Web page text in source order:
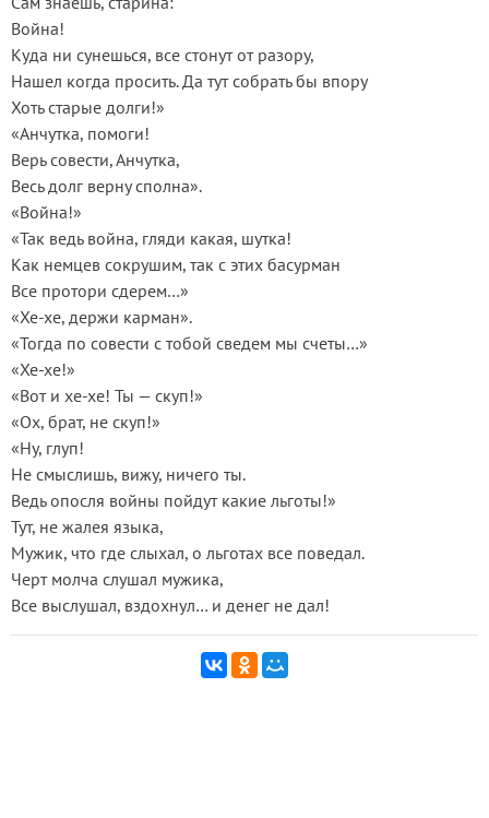
Война!
Куда ни сунешься, все стонут от разору,
Нашел когда просить. Да тут собрать бы впору
Хоть старые долги!»
«Анчутка, помоги!
Верь совести, Анчутка,
Весь долг верну сполна».
«Война!»
«Так ведь война, гляди какая, шутка!
Как немцев сокрушим, так с этих басурман
Все протори сдерем…»
«Хе-хе, держи карман».
«Тогда по совести с тобой сведем мы счеты…»
«Хе-хе!»
«Вот и хе-хе! Ты — скуп!»
«Ох, брат, не скуп!»
«Ну, глуп!
Не смыслишь, вижу, ничего ты.
Ведь опосля войны пойдут какие льготы!»
Тут, не жалея языка,
Мужик, что где слыхал, о льготах все поведал.
Черт молча слушал мужика,
Все выслушал, вздохнул… и денег не дал!